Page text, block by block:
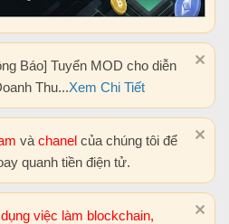
Báo] Tuyển MOD cho diễn
Thu...Xem Chi Tiết
và chanel của chúng tôi để
quanh tiền điện tử.
việc làm blockchain,